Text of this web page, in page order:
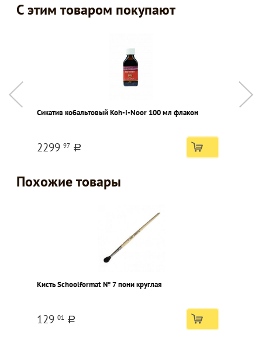
С этим товаром покупают
Сикатив кобальтовый Koh-I-Noor 100 мл флакон
2299 97 a
Похожие товары
Кисть Schoolformat № 7 пони круглая
129 01 a